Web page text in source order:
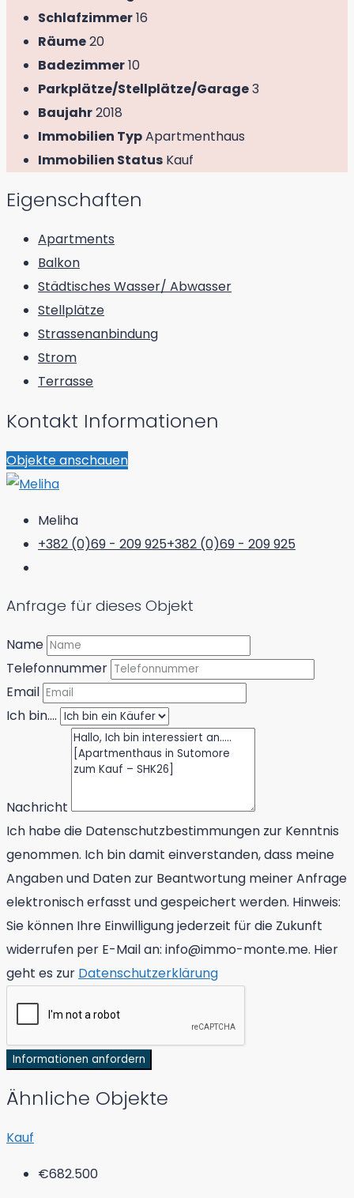
Schlafzimmer16
Räume20
Badezimmer10
Parkplätze/Stellplätze/Garage3
Baujahr2018
Immobilien TypApartmenthaus
Immobilien Status Kauf
Eigenschaften
Apartments
Balkon
Städtisches Wasser/ Abwasser
Stellplätze
Strassenanbindung
Strom
Terrasse
Kontakt Informationen
Objekte anschauen
Meliha
+382 (0)69 - 209 925+382 (0)69 - 209 925
Anfrage für dieses Objekt
Name
Telefonnummer
Email
Ich bin....
Nachricht
Ich habe die Datenschutzbestimmungen zur Kenntnis
genommen. Ich bin damit einverstanden, dass meine
Angaben und Daten zur Beantwortung meiner Anfrage
elektronisch erfasst und gespeichert werden. Hinweis:
Sie können Ihre Einwilligung jederzeit für die Zukunft
widerrufen per E-Mail an: info@immo-monte.me. Hier
geht es zur Datenschutzerklärung
Informationen anfordern
Ähnliche Objekte
Kauf
€682.500